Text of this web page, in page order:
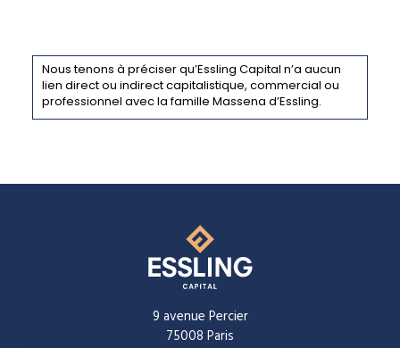
Nous tenons à préciser qu’Essling Capital n’a aucun
lien direct ou indirect capitalistique, commercial ou
professionnel avec la famille Massena d’Essling.
9 avenue Percier
75008 Paris